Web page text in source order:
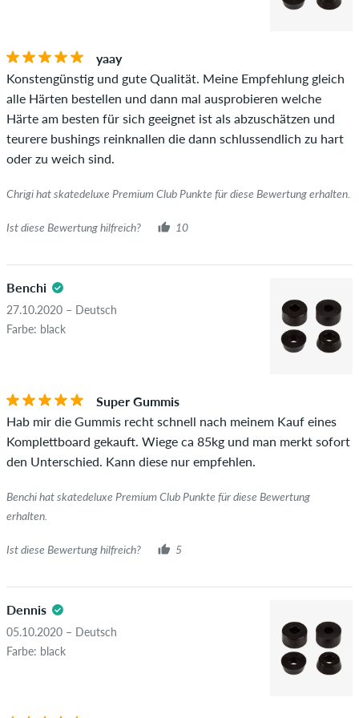
Die Sternebewertung des Artikels ist der Durchschnitt aller
Ob die Bewertung von einer Person stammt, die diesen
Artikel wirklich gekauft hat, erkennst du am grünen Haken
neben dem Namen mit dem Zusatz "Verifizierter Kauf". Bei
diesen Personen wurde der Kauf anhand ihrer Bestellungen
überprüft. Bei Bewertungen ohne grünen Haken, können wir
leider nicht garantieren, dass die Personen den Artikel
yaay
Konstengünstig und gute Qualität. Meine Empfehlung gleich
alle Härten bestellen und dann mal ausprobieren welche
Härte am besten für sich geeignet ist als abzuschätzen und
teurere bushings reinknallen die dann schlussendlich zu hart
oder zu weich sind.
Chrigi hat skatedeluxe Premium Club Punkte für diese Bewertung erhalten.
Ist diese Bewertung hilfreich? 10
Benchi
27.10.2020 – Deutsch
Farbe: black
Super Gummis
Hab mir die Gummis recht schnell nach meinem Kauf eines
Komplettboard gekauft. Wiege ca 85kg und man merkt sofort
den Unterschied. Kann diese nur empfehlen.
Benchi hat skatedeluxe Premium Club Punkte für diese Bewertung
erhalten.
Ist diese Bewertung hilfreich? 5
Dennis
05.10.2020 – Deutsch
Farbe: black